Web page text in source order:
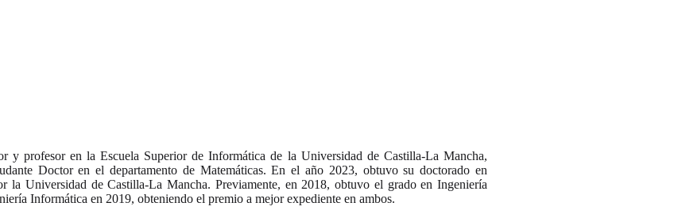
y profesor en la Escuela Superior de Informática de la Universidad de Castilla-La Mancha,
Doctor en el departamento de Matemáticas. En el año 2023, obtuvo su doctorado en
la Universidad de Castilla-La Mancha. Previamente, en 2018, obtuvo el grado en Ingeniería
Informática en 2019, obteniendo el premio a mejor expediente en ambos.